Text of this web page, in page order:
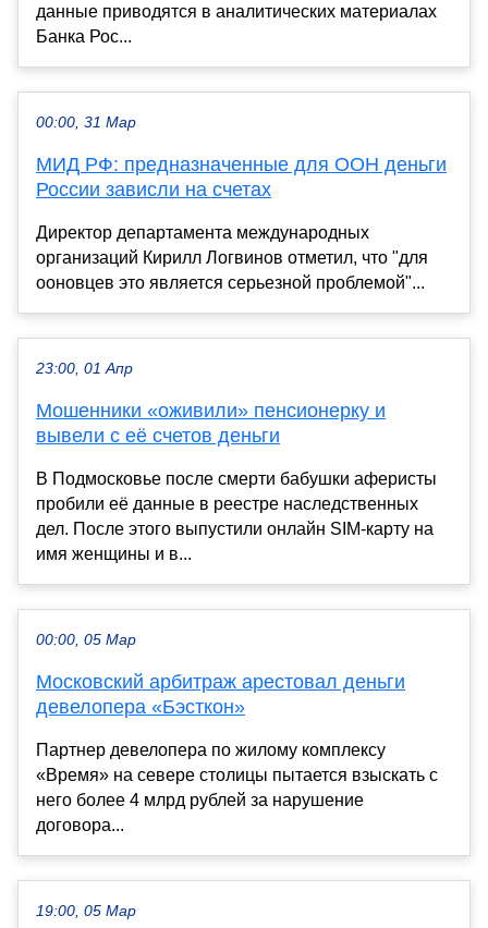
данные приводятся в аналитических материалах
Банка Рос...
00:00, 31 Мар
МИД РФ: предназначенные для ООН деньги
России зависли на счетах
Директор департамента международных
организаций Кирилл Логвинов отметил, что "для
ооновцев это является серьезной проблемой"...
23:00, 01 Апр
Мошенники «оживили» пенсионерку и
вывели с её счетов деньги
В Подмосковье после смерти бабушки аферисты
пробили её данные в реестре наследственных
дел. После этого выпустили онлайн SIM-карту на
имя женщины и в...
00:00, 05 Мар
Московский арбитраж арестовал деньги
девелопера «Бэсткон»
Партнер девелопера по жилому комплексу
«Время» на севере столицы пытается взыскать с
него более 4 млрд рублей за нарушение
договора...
19:00, 05 Мар